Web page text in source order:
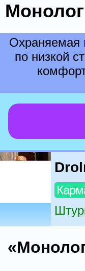
Охраняемая
по низкой